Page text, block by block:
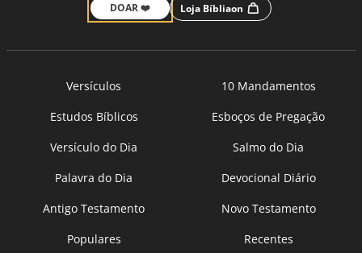
DOAR ❤️ Loja Bíbliaon
Versículos
10 Mandamentos
Estudos Bíblicos
Esboços de Pregação
Versículo do Dia
Salmo do Dia
Palavra do Dia
Devocional Diário
Antigo Testamento
Novo Testamento
Populares
Recentes